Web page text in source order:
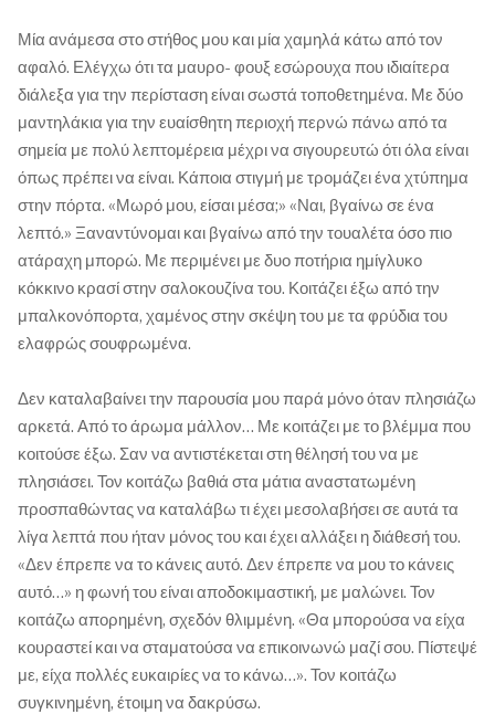
Μία ανάμεσα στο στήθος μου και μία χαμηλά κάτω από τον
αφαλό. Ελέγχω ότι τα μαυρο- φουξ εσώρουχα που ιδιαίτερα
διάλεξα για την περίσταση είναι σωστά τοποθετημένα. Με δύο
μαντηλάκια για την ευαίσθητη περιοχή περνώ πάνω από τα
σημεία με πολύ λεπτομέρεια μέχρι να σιγουρευτώ ότι όλα είναι
όπως πρέπει να είναι. Κάποια στιγμή με τρομάζει ένα χτύπημα
στην πόρτα. «Μωρό μου, είσαι μέσα;» «Ναι, βγαίνω σε ένα
λεπτό.» Ξαναντύνομαι και βγαίνω από την τουαλέτα όσο πιο
ατάραχη μπορώ. Με περιμένει με δυο ποτήρια ημίγλυκο
κόκκινο κρασί στην σαλοκουζίνα του. Κοιτάζει έξω από την
μπαλκονόπορτα, χαμένος στην σκέψη του με τα φρύδια του
ελαφρώς σουφρωμένα.
Δεν καταλαβαίνει την παρουσία μου παρά μόνο όταν πλησιάζω
αρκετά. Από το άρωμα μάλλον… Με κοιτάζει με το βλέμμα που
κοιτούσε έξω. Σαν να αντιστέκεται στη θέλησή του να με
πλησιάσει. Τον κοιτάζω βαθιά στα μάτια αναστατωμένη
προσπαθώντας να καταλάβω τι έχει μεσολαβήσει σε αυτά τα
λίγα λεπτά που ήταν μόνος του και έχει αλλάξει η διάθεσή του.
«Δεν έπρεπε να το κάνεις αυτό. Δεν έπρεπε να μου το κάνεις
αυτό…» η φωνή του είναι αποδοκιμαστική, με μαλώνει. Τον
κοιτάζω απορημένη, σχεδόν θλιμμένη. «Θα μπορούσα να είχα
κουραστεί και να σταματούσα να επικοινωνώ μαζί σου. Πίστεψέ
με, είχα πολλές ευκαιρίες να το κάνω…». Τον κοιτάζω
συγκινημένη, έτοιμη να δακρύσω.